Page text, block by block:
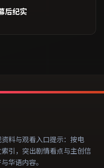
后纪实
料与观看入口提示：按电
引，突出剧情看点与主创信
华语内容。